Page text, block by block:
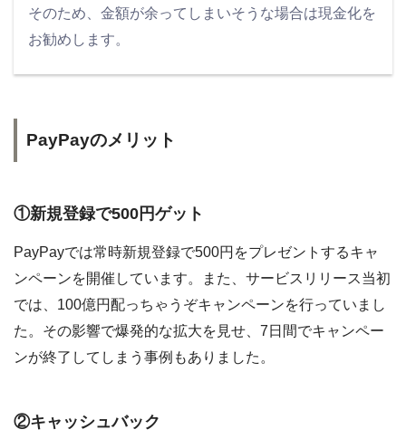
そのため、金額が余ってしまいそうな場合は現金化を
お勧めします。
PayPayのメリット
①新規登録で500円ゲット
PayPayでは常時新規登録で500円をプレゼントするキャ
ンペーンを開催しています。また、サービスリリース当初
では、100億円配っちゃうぞキャンペーンを行っていまし
た。その影響で爆発的な拡大を見せ、7日間でキャンペー
ンが終了してしまう事例もありました。
②キャッシュバック